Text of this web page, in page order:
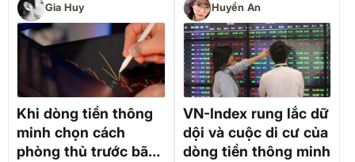
sáchGia Huy
Khi dòng tiền thông
minh chọn cách
phòng thủ trước bão
Huyền An
VN-Index rung lắc dữ
dội và cuộc di cư của
dòng tiền thông minh